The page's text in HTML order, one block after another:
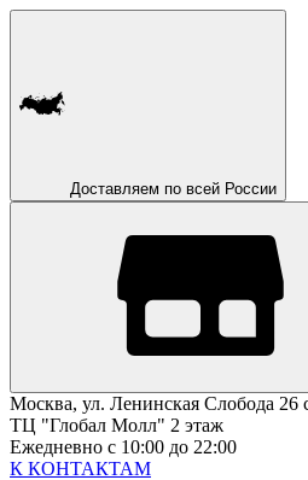
Доставляем по всей России
Москва, ул. Ленинская Слобода 26
ТЦ "Глобал Молл" 2 этаж
Ежедневно с 10:00 до 22:00
К КОНТАКТАМ